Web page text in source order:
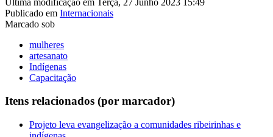
Publicado em Internacionais
Marcado sob
mulheres
artesanato
Indígenas
Capacitação
Itens relacionados (por marcador)
Projeto leva evangelização a comunidades ribeirinhas e